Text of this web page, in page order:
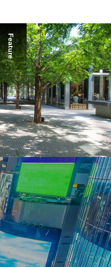
Feature